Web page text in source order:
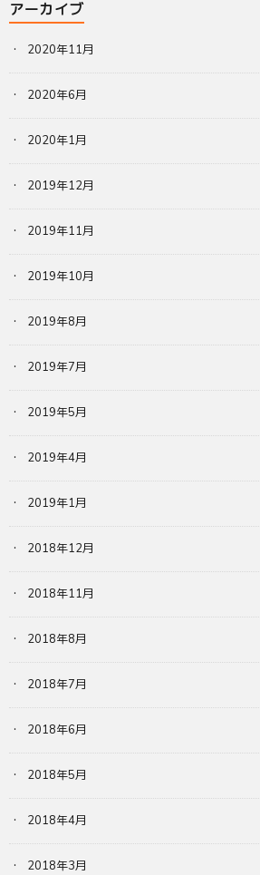
アーカイブ
2020年11月
2020年6月
2020年1月
2019年12月
2019年11月
2019年10月
2019年8月
2019年7月
2019年5月
2019年4月
2019年1月
2018年12月
2018年11月
2018年8月
2018年7月
2018年6月
2018年5月
2018年4月
2018年3月